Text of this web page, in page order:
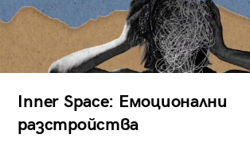
Inner Space: Емоционални
разстройства